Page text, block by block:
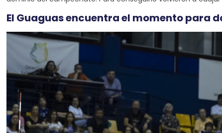
El Guaguas encuentra el momento para